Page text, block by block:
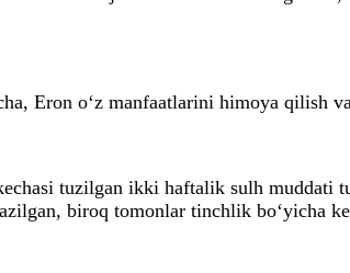
Eron o‘z manfaatlarini himoya qilish
tuzilgan ikki haftalik sulh muddati
biroq tomonlar tinchlik bo‘yicha